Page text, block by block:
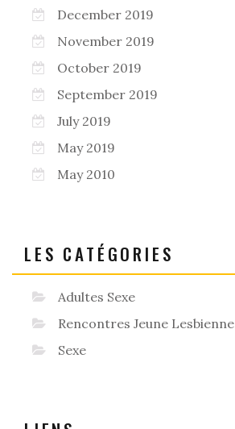
December 2019
November 2019
October 2019
September 2019
July 2019
May 2019
May 2010
LES CATÉGORIES
Adultes Sexe
Rencontres Jeune Lesbienne
Sexe